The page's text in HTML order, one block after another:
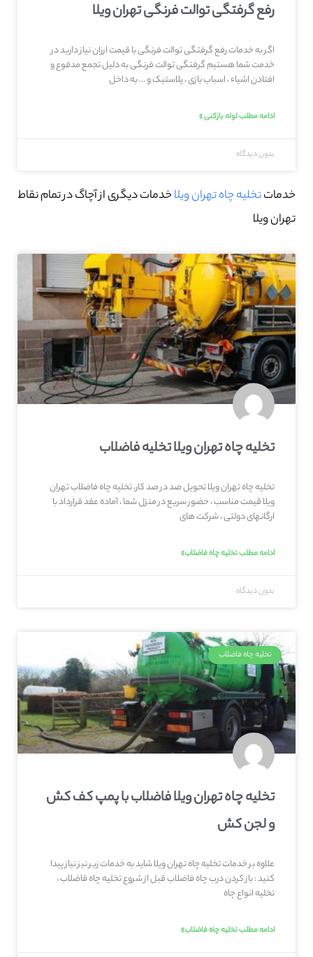
رفع گرفتگی توالت فرنگی تهران ویلا
اگر به خدمات رفع گرفتگی توالت فرنگی با قیمت ارزان نیاز دارید در
خدمت شما هستیم گرفتگی توالت فرنگی به دلیل تجمع مدفوع و
افتادن اشیاء ، اسباب بازی ، پلاستیک و … به داخل
ادامه مطلب لوله بازکنی »
بدون دیدگاه
خدماتتخلیه چاه تهران ویلاخدمات دیگری از آچاگ در تمام نقاط
تهران ویلا
تخلیه چاه تهران ویلا تخلیه فاضلاب
تخلیه چاه تهران ویلا تحویل صد در صد کار، تخلیه چاه فاضلاب تهران
ویلا قیمت مناسب ، حضور سریع در منزل شما ، آماده عقد قرارداد با
ارگانهای دولتی ، شرکت های
ادامه مطلب تخلیه چاه فاضلاب»
بدون دیدگاه
تخلیه چاه فاضلاب
تخلیه چاه تهران ویلا فاضلاب با پمپ کف کش
و لجن کش
علاوه بر خدمات تخلیه چاه تهران ویلا شاید به خدمات زیر نیز نیاز پیدا
کنید : باز کردن درب چاه فاضلاب قبل از شروع تخلیه چاه فاضلاب ،
تخلیه انواع چاه
ادامه مطلب تخلیه چاه فاضلاب»